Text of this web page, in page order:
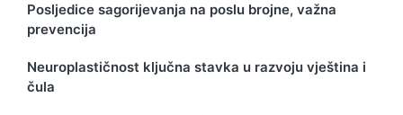
Posljedice sagorijevanja na poslu brojne, važna
prevencija
Neuroplastičnost ključna stavka u razvoju vještina i
čula